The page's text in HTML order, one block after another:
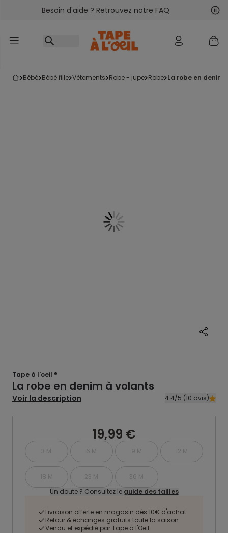
Accéder au contenu
Besoin d'aide ? Retrouvez notre FAQ
bébé bébé fille vêtements robe - jupe robe la robe en denim
Tape à l'oeil ®
La robe en denim à volants
Voir la description 4.4/5 (10 avis)
19,99 €
3 M 6 M 9 M 12 M
18 M 23 M
36 M
Un doute ? Consultez le guide des tailles
Livraison offerte en magasin dès 10€ d'achat
Retour & échanges gratuits toute la saison
Vendu et expédié par Tape à l'Oeil